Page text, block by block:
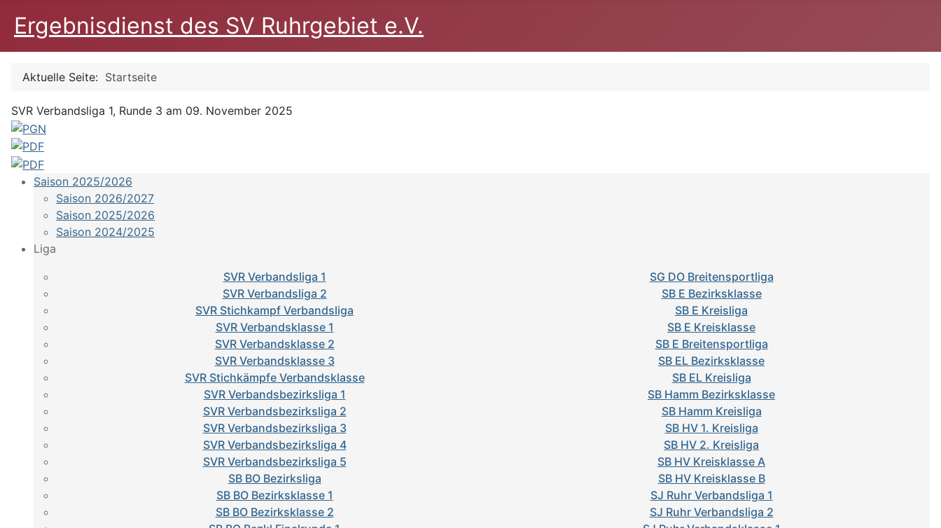
Ergebnisdienst des SV Ruhrgebiet e.V.
Aktuelle Seite: Startseite
SVR Verbandsliga 1, Runde 3 am 09. November 2025
Saison 2025/2026
Saison 2026/2027
Saison 2025/2026
Saison 2024/2025
Liga
SVR Verbandsliga 1
SG DO Breitensportliga
SVR Verbandsliga 2
SB E Bezirksklasse
SVR Stichkampf Verbandsliga
SB E Kreisliga
SVR Verbandsklasse 1
SB E Kreisklasse
SVR Verbandsklasse 2
SB E Breitensportliga
SVR Verbandsklasse 3
SB EL Bezirksklasse
SVR Stichkämpfe Verbandsklasse
SB EL Kreisliga
SVR Verbandsbezirksliga 1
SB Hamm Bezirksklasse
SVR Verbandsbezirksliga 2
SB Hamm Kreisliga
SVR Verbandsbezirksliga 3
SB HV 1. Kreisliga
SVR Verbandsbezirksliga 4
SB HV 2. Kreisliga
SVR Verbandsbezirksliga 5
SB HV Kreisklasse A
SB BO Bezirksliga
SB HV Kreisklasse B
SB BO Bezirksklasse 1
SJ Ruhr Verbandsliga 1
SB BO Bezirksklasse 2
SJ Ruhr Verbandsliga 2